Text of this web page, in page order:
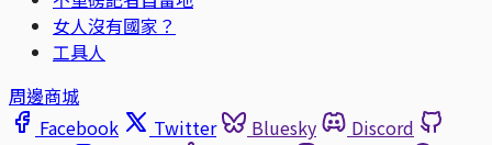
女人沒有國家？
工具人
周邊商城
Facebook
Twitter Bluesky
Discord